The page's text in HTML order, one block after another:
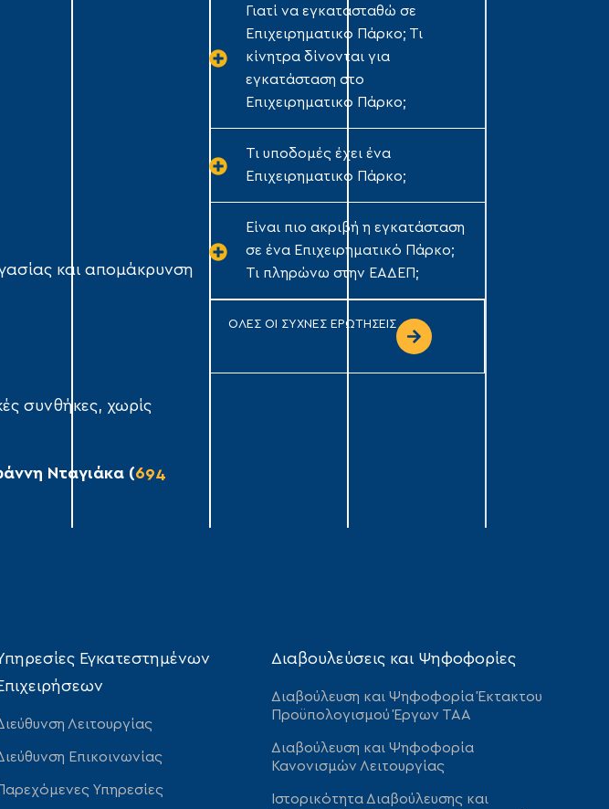
και απομάκρυνση
συνθήκες, χωρίς
Νταγιάκα (694
Γιατί να εγκατασταθώ σε
Επιχειρηματικό Πάρκο; Τι
κίνητρα δίνονται για
εγκατάσταση στο
Επιχειρηματικό Πάρκο;
Τι υποδομές έχει ένα
Επιχειρηματικό Πάρκο;
Είναι πιο ακριβή η εγκατάσταση
σε ένα Επιχειρηματικό Πάρκο;
Τι πληρώνω στην ΕΑΔΕΠ;
ΟΛΕΣ ΟΙ ΣΥΧΝΕΣ ΕΡΩΤΗΣΕΙΣ
Εγκατεστημένων
Λειτουργίας
Επικοινωνίας
Υπηρεσίες
Διαβουλεύσεις και Ψηφοφορίες
Διαβούλευση και Ψηφοφορία Έκτακτου
Προϋπολογισμού Έργων ΤΑΑ
Διαβούλευση και Ψηφοφορία
Κανονισμών Λειτουργίας
Ιστορικότητα Διαβούλευσης και